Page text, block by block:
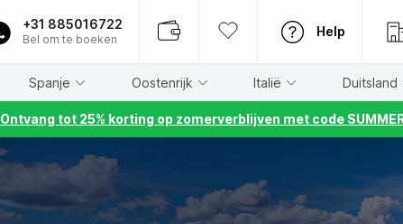
+31 885016722
Bel om te boeken
Help
Spanje Oostenrijk Italië Duitsland
Ontvang tot 25% korting op zomerverblijven met code